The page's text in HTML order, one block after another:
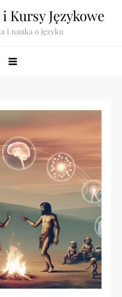
Kursy Językowe
i nauka o języku